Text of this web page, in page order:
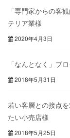
「専門家からの客
テリア業様
2020年4月3日
「なんとなく」ブ
2018年5月31日
若い客層との接点
たい小売店様
2018年5月25日